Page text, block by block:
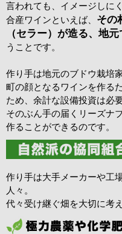
言われても、イメージしに
合産ワインといえば、 その
（セラー）が造る、地
うことです。
作り手は地元のブドウ栽培家
町の顔となるワインを作る
ため、余計な設備投資は必
そのぶん手の届くリーズナ
作ることができるのです。
作り手は大手メーカーや工
人々。
代々受け継ぐ畑を大切に考